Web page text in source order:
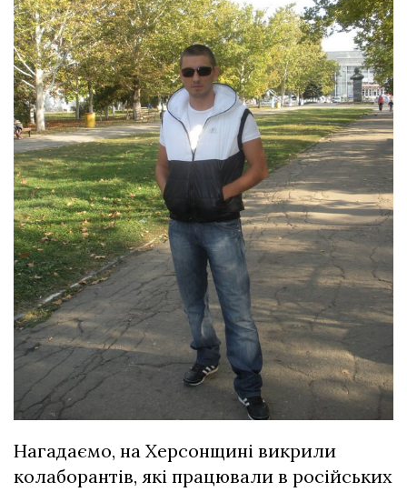
Нагадаємо, на Херсонщині викрили
колаборантів, які працювали в російських